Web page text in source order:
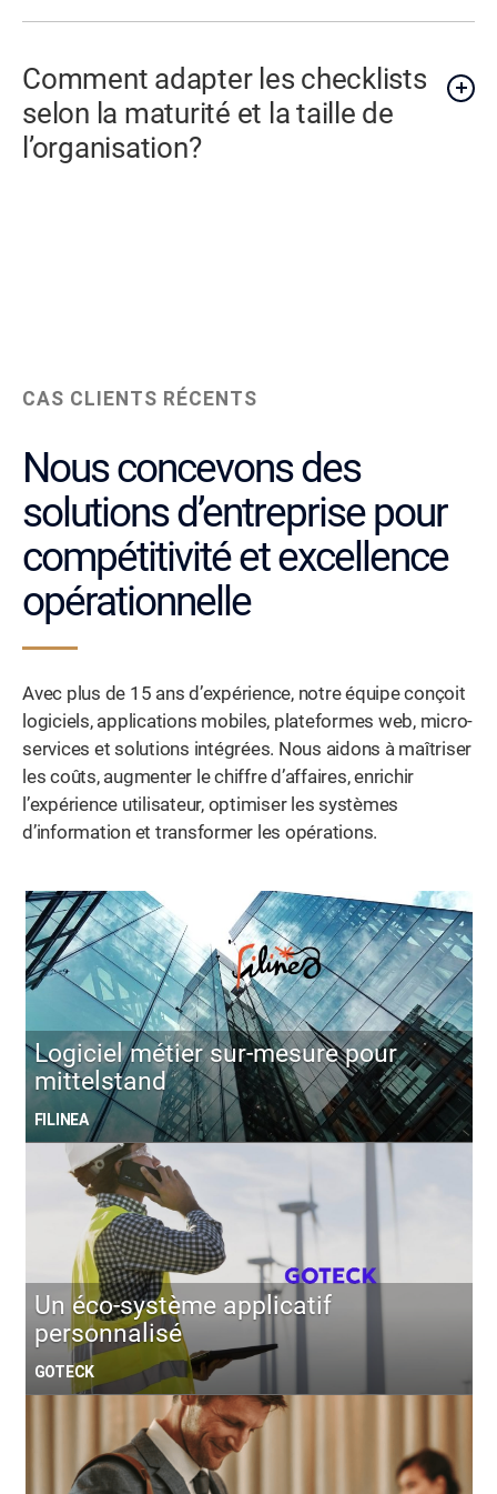
Comment adapter les checklists
selon la maturité et la taille de
l’organisation?
CAS CLIENTS RÉCENTS
Nous concevons des
solutions d’entreprise pour
compétitivité et excellence
opérationnelle
Avec plus de 15 ans d’expérience, notre équipe conçoit
logiciels, applications mobiles, plateformes web, micro-
services et solutions intégrées. Nous aidons à maîtriser
les coûts, augmenter le chiffre d’affaires, enrichir
l’expérience utilisateur, optimiser les systèmes
d’information et transformer les opérations.
Logiciel métier sur-mesure pour
mittelstand
FILINEA
Un éco-système applicatif
personnalisé
GOTECK